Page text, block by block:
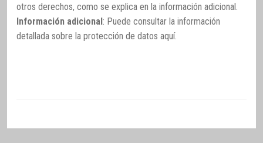
otros derechos, como se explica en la información adicional.
Información adicional: Puede consultar la información
detallada sobre la protección de datos aquí.